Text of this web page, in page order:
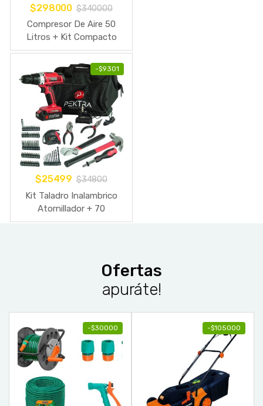
$298000 $340000
Compresor De Aire 50
Litros + Kit Compacto
Pektra 2.5 Hp
-$9301
$25499 $34800
Kit Taladro Inalambrico
Atornillador + 70
Accesorios + Maletin
Ofertas
apuráte!
-$30000 -$105000